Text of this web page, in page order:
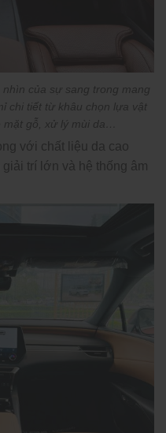
của sự sang trong mang
chi tiết từ khâu chọn lựa vật
gỗ, xử lý mùi da…
với chất liệu da cao
trí lớn và hệ thống âm